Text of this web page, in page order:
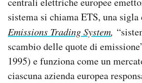
sistema si chiama ETS, una sigla
Emissions Trading System,
scambio delle quote di
1995) e funziona come un
ciascuna azienda europea